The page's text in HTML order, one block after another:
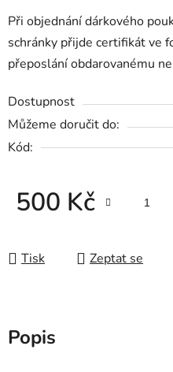
Při objednání dárkového
schránky přijde certifikát ve
přeposlání obdarovanému
Dostupnost
Můžeme doručit do:
Kód:
500 Kč
Tisk Zeptat se
Popis